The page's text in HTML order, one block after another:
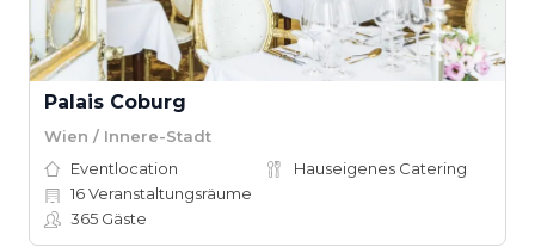
Palais Coburg
Wien / Innere-Stadt
Eventlocation
Hauseigenes Catering
16Veranstaltungsräume
365 Gäste